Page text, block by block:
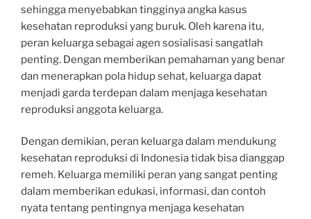
sehingga menyebabkan tingginya angka kasus
kesehatan reproduksi yang buruk. Oleh karena itu,
peran keluarga sebagai agen sosialisasi sangatlah
penting. Dengan memberikan pemahaman yang benar
dan menerapkan pola hidup sehat, keluarga dapat
menjadi garda terdepan dalam menjaga kesehatan
reproduksi anggota keluarga.
Dengan demikian, peran keluarga dalam mendukung
kesehatan reproduksi di Indonesia tidak bisa dianggap
remeh. Keluarga memiliki peran yang sangat penting
dalam memberikan edukasi, informasi, dan contoh
nyata tentang pentingnya menjaga kesehatan